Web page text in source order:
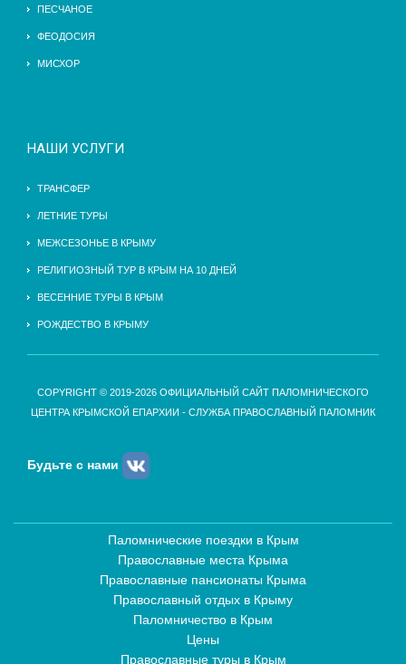
ПЕСЧАНОЕ
ФЕОДОСИЯ
МИСХОР
НАШИ УСЛУГИ
ТРАНСФЕР
ЛЕТНИЕ ТУРЫ
МЕЖСЕЗОНЬЕ В КРЫМУ
РЕЛИГИОЗНЫЙ ТУР В КРЫМ НА 10 ДНЕЙ
ВЕСЕННИЕ ТУРЫ В КРЫМ
РОЖДЕСТВО В КРЫМУ
COPYRIGHT © 2019-2026 ОФИЦИАЛЬНЫЙ САЙТ ПАЛОМНИЧЕСКОГО
ЦЕНТРА КРЫМСКОЙ ЕПАРХИИ - СЛУЖБА ПРАВОСЛАВНЫЙ ПАЛОМНИК
Будьте с нами
Паломнические поездки в Крым
Православные места Крыма
Православные пансионаты Крыма
Православный отдых в Крыму
Паломничество в Крым
Цены
Православные туры в Крым